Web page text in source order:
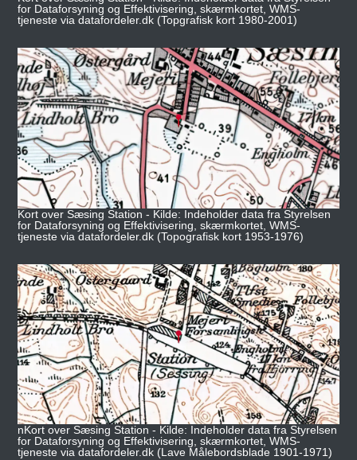
for Dataforsyning og Effektivisering, skærmkortet, WMS-
tjeneste via datafordeler.dk (Topgrafisk kort 1980-2001)
Kort over Sæsing Station - Kilde: Indeholder data fra Styrelsen
for Dataforsyning og Effektivisering, skærmkortet, WMS-
tjeneste via datafordeler.dk (Topografisk kort 1953-1976)
nKort over Sæsing Station - Kilde: Indeholder data fra Styrelsen
for Dataforsyning og Effektivisering, skærmkortet, WMS-
tjeneste via datafordeler.dk (Lave Målebordsblade 1901-1971)